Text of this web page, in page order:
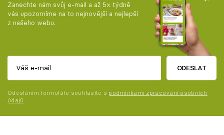
Zanechte nám svůj e-mail a až 5x týdně
vás upozorníme na to nejnovější a nejlepší
z našeho webu.
ODESLAT
Odesláním formuláře souhlasíte s podmínkami zpracování osobních
údajů